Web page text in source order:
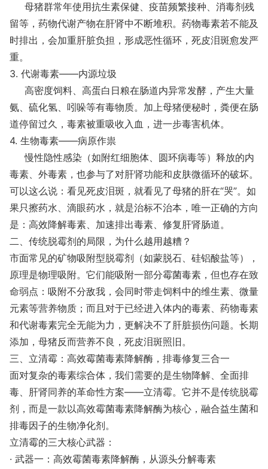
母猪群常年使用抗生素保健、疫苗频繁接种、消毒剂残
留等，药物代谢产物在肝肾中不断堆积。药物毒素若不能及
时排出，会加重肝脏负担，形成恶性循环，死皮泪斑愈发严
重。
3. 代谢毒素——内源垃圾
高密度饲料、高蛋白日粮在肠道内异常发酵，产生大量
氨、硫化氢、吲哚等有毒物质。加上母猪便秘时，粪便在肠
道停留过久，毒素被重吸收入血，进一步毒害机体。
4. 生物毒素——病原作祟
慢性隐性感染（如附红细胞体、圆环病毒等）释放的内
毒素、外毒素，也参与了对肝肾功能和皮肤微循环的破坏。
可以这么说：看见死皮泪斑，就看见了母猪的肝在“哭”。如
果只擦药水、滴眼药水，就是治标不治本，唯一正确的方向
是：高效降解毒素、加速排出毒素、修复肝肾肠道。
二、传统脱霉剂的局限，为什么越用越糟？
市面常见的矿物吸附型脱霉剂（如蒙脱石、硅铝酸盐等），
原理是物理吸附。它们能吸附一部分霉菌毒素，但也存在致
命弱点：吸附不分敌我，会同时带走饲料中的维生素、微量
元素等营养物质；而且对于已经进入体内的毒素、药物毒素
和代谢毒素完全无能为力，更解决不了肝脏损伤问题。长期
添加，母猪反而营养不良，死皮泪斑照旧。
三、立清霉：高效霉菌毒素降解酶，排毒修复三合一
面对复杂的毒素综合体，我们需要的是生物降解、全面排
毒、肝肾同养的革命性方案——立清霉。它并不是传统脱霉
剂，而是一款以高效霉菌毒素降解酶为核心，融合益生菌和
排毒因子的生物净化剂。
立清霉的三大核心武器：
· 武器一：高效霉菌毒素降解酶，从源头分解毒素